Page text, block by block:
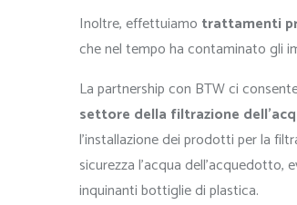
Inoltre, effettuiamo trattamenti
che nel tempo ha contaminato gli
La partnership con BTW ci
settore della filtrazione
l’installazione dei prodotti per la
sicurezza l’acqua dell’acquedotto,
inquinanti bottiglie di plastica.